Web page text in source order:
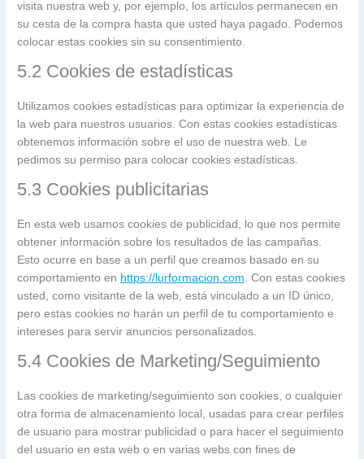
visita nuestra web y, por ejemplo, los artículos permanecen en
su cesta de la compra hasta que usted haya pagado. Podemos
colocar estas cookies sin su consentimiento.
5.2 Cookies de estadísticas
Utilizamos cookies estadísticas para optimizar la experiencia de
la web para nuestros usuarios. Con estas cookies estadísticas
obtenemos información sobre el uso de nuestra web. Le
pedimos su permiso para colocar cookies estadísticas.
5.3 Cookies publicitarias
En esta web usamos cookies de publicidad, lo que nos permite
obtener información sobre los resultados de las campañas.
Esto ocurre en base a un perfil que creamos basado en su
comportamiento en https://lurformacion.com . Con estas cookies
usted, como visitante de la web, está vinculado a un ID único,
pero estas cookies no harán un perfil de tu comportamiento e
intereses para servir anuncios personalizados.
5.4 Cookies de Marketing/Seguimiento
Las cookies de marketing/seguimiento son cookies, o cualquier
otra forma de almacenamiento local, usadas para crear perfiles
de usuario para mostrar publicidad o para hacer el seguimiento
del usuario en esta web o en varias webs con fines de